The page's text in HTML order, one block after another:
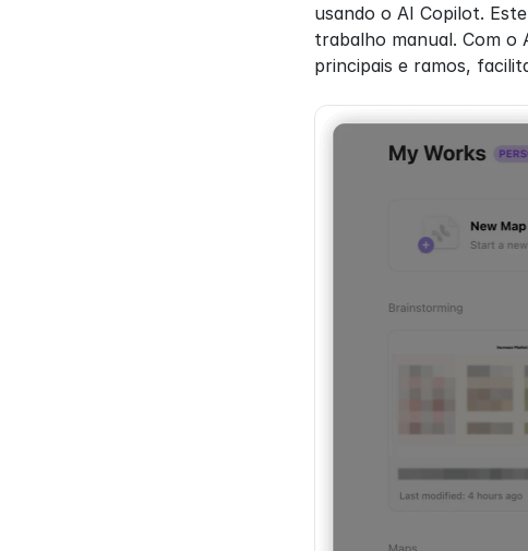
usando o AI Copilot.
trabalho manual. Com o
principais e ramos,